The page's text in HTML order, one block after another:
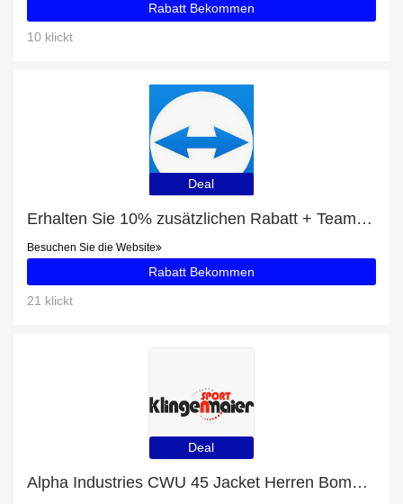
Rabatt Bekommen
10 klickt
Deal
Erhalten Sie 10% zusätzlichen Rabatt + TeamViewer Corporate mit 10% Rabatt
Besuchen Sie die Website
Rabatt Bekommen
21 klickt
Deal
Alpha Industries CWU 45 Jacket Herren Bomberjacke schwarz mit 10% Rabatt